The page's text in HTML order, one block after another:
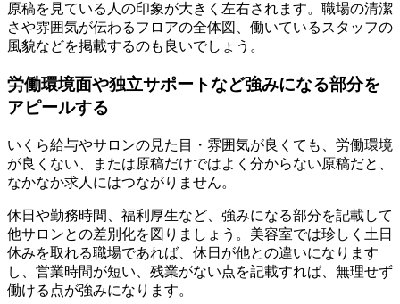
原稿を見ている人の印象が大きく左右されます。職場の清潔
さや雰囲気が伝わるフロアの全体図、働いているスタッフの
風貌などを掲載するのも良いでしょう。
労働環境面や独立サポートなど強みになる部分を
アピールする
いくら給与やサロンの見た目・雰囲気が良くても、労働環境
が良くない、または原稿だけではよく分からない原稿だと、
なかなか求人にはつながりません。
休日や勤務時間、福利厚生など、強みになる部分を記載して
他サロンとの差別化を図りましょう。美容室では珍しく土日
休みを取れる職場であれば、休日が他との違いになります
し、営業時間が短い、残業がない点を記載すれば、無理せず
働ける点が強みになります。